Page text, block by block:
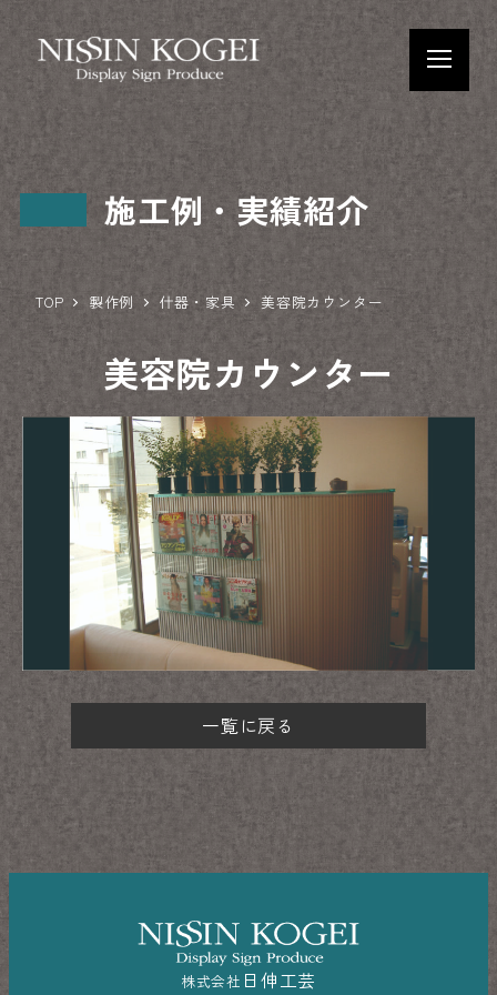
施工例・実績紹介
TOP 製作例 什器・家具 美容院カウンター
美容院カウンター
一覧に戻る
株式会社 日伸工芸